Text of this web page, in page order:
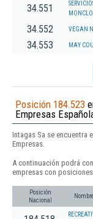
34.551
34.552 VEGAN
34.553 MAY
Posición 184.523
Empresas
Intagas Sa se encuentra
Empresas.
A continuación podrá
empresas con
Posición
Nacional